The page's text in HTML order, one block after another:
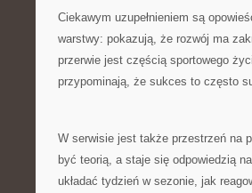
Ciekawym uzupełnieniem są
warstwy: pokazują, że rozwój ma
przerwie jest częścią sportowego
przypominają, że sukces to często
W serwisie jest także przestrzeń na
być teorią, a staje się odpowiedzią
układać tydzień w sezonie, jak